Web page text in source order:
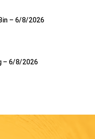
– 6/8/2026
– 6/8/2026